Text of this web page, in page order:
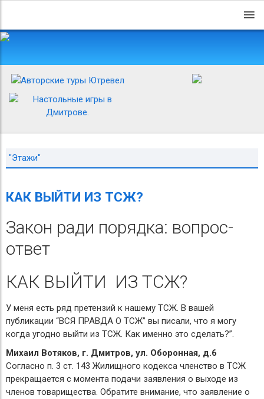
"Этажи"
КАК ВЫЙТИ ИЗ ТСЖ?
Закон ради порядка: вопрос-
ответ
КАК ВЫЙТИ ИЗ ТСЖ?
У меня есть ряд претензий к нашему ТСЖ. В вашей
публикации “ВСЯ ПРАВДА О ТСЖ” вы писали, что я могу
когда угодно выйти из ТСЖ. Как именно это сделать?”.
Михаил Вотяков, г. Дмитров, ул. Оборонная, д.6
Согласно п. 3 ст. 143 Жилищного кодекса членство в ТСЖ
прекращается с момента подачи заявления о выходе из
членов товарищества. Обратите внимание, что заявление о